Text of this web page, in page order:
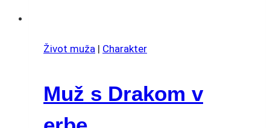
Život muža | Charakter
Muž s Drakom v